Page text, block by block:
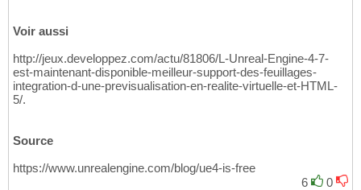
Voir aussi
http://jeux.developpez.com/actu/81806/L-Unreal-Engine-4-7-
est-maintenant-disponible-meilleur-support-des-feuillages-
integration-d-une-previsualisation-en-realite-virtuelle-et-HTML-
5/.
Source
https://www.unrealengine.com/blog/ue4-is-free
6
0